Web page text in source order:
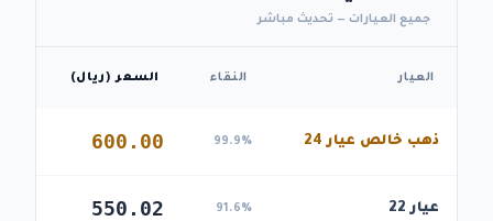
جميع العيارات — تحديث مباشر
العيار النقاء السعر (ريال)
ذهب خالص عيار 24 99.9%
600.00
عيار 22 91.6%
550.02